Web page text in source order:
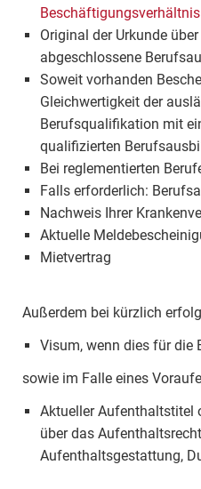
Beschäftigungsverhältnis
Original der Urkunde
abgeschlossene
Soweit vorhanden
Gleichwertigkeit der
Berufsqualifikation mit
qualifizierten
Bei reglementierten
Falls erforderlich:
Nachweis Ihrer
Aktuelle
Mietvertrag
Außerdem bei kürzlich
Visum, wenn dies für die
sowie im Falle eines
Aktueller Aufenthaltstitel
über das
Aufenthaltsgestattung,